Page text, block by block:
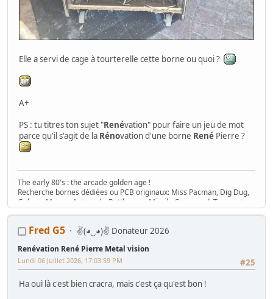
Elle a servi de cage à tourterelle cette borne ou quoi ?
A+
PS : tu titres ton sujet "Renévation" pour faire un jeu de mot
parce qu'il s'agit de la Rénovation d'une borne René Pierre ?
The early 80's : the arcade golden age !
Recherche bornes dédiées ou PCB originaux: Miss Pacman, Dig Dug,
Galaga, Mappy, Asteroids, Battlezone, Missile Command, Tempest,
Star Wars, Donkey Kong (+ Jr), Mario Bros, Moon Patrol, Defender,
Gottlieb des années 80 (Spirit, Amazon Hunt, ...), Baby Pac Man.
Maséance sur le divan: c'est grave Docteur ?
Magaming room, mastorage room
Fred G5 ✌(◕‿◕)✌ Donateur 2026
Renévation René Pierre Metal vision
#25
Lundi 06 Juillet 2026, 17:03:59 PM
Ha oui là c'est bien cracra, mais c'est ça qu'est bon !